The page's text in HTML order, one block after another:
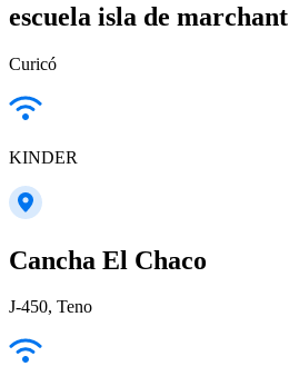
escuela isla de marchant
Curicó
KINDER
Cancha El Chaco
J-450, Teno